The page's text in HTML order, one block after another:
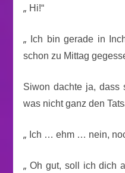
„ Hi!“
„ Ich bin gerade in
schon zu Mittag
Siwon dachte ja, dass
was nicht ganz den
„ Ich … ehm … nein,
„ Oh gut, soll ich dich